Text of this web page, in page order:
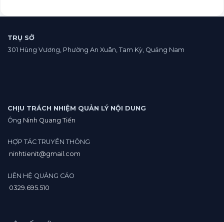
crypto.
TRỤ SỞ
301 Hùng Vương, Phường An Xuân, Tam Kỳ, Quảng Nam
CHỊU TRÁCH NHIỆM QUẢN LÝ NỘI DUNG
Ông Ninh Quang Tiến
HỢP TÁC TRUYỀN THÔNG
ninhtienit@gmail.com
LIÊN HỆ QUẢNG CÁO
0329.695.510